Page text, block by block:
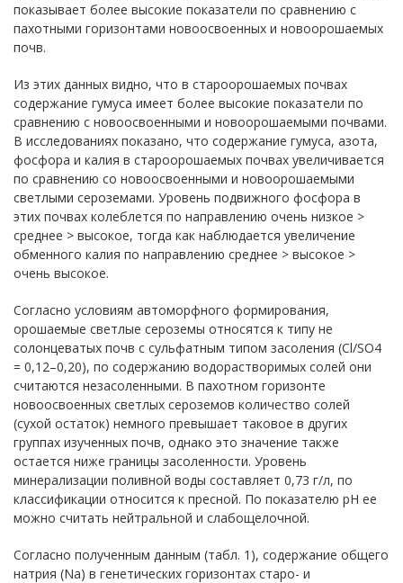
показывает более высокие показатели по сравнению с
пахотными горизонтами новоосвоенных и новоорошаемых
почв.
Из этих данных видно, что в староорошаемых почвах
содержание гумуса имеет более высокие показатели по
сравнению с новоосвоенными и новоорошаемыми почвами.
В исследованиях показано, что содержание гумуса, азота,
фосфора и калия в староорошаемых почвах увеличивается
по сравнению со новоосвоенными и новоорошаемыми
светлыми сероземами. Уровень подвижного фосфора в
этих почвах колеблется по направлению очень низкое >
среднее > высокое, тогда как наблюдается увеличение
обменного калия по направлению среднее > высокое >
очень высокое.
Согласно условиям автоморфного формирования,
орошаемые светлые сероземы относятся к типу не
солонцеватых почв с сульфатным типом засоления (Cl/SO4
= 0,12–0,20), по содержанию водорастворимых солей они
считаются незасоленными. В пахотном горизонте
новоосвоенных светлых сероземов количество солей
(сухой остаток) немного превышает таковое в других
группах изученных почв, однако это значение также
остается ниже границы засоленности. Уровень
минерализации поливной воды составляет 0,73 г/л, по
классификации относится к пресной. По показателю pH ее
можно считать нейтральной и слабощелочной.
Согласно полученным данным (табл. 1), содержание общего
натрия (Na) в генетических горизонтах старо- и